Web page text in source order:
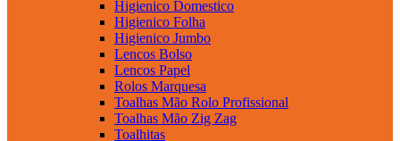
Higienico Domestico
Higienico Folha
Higienico Jumbo
Lencos Bolso
Lencos Papel
Rolos Marquesa
Toalhas Mão Rolo Profissional
Toalhas Mão Zig Zag
Toalhitas